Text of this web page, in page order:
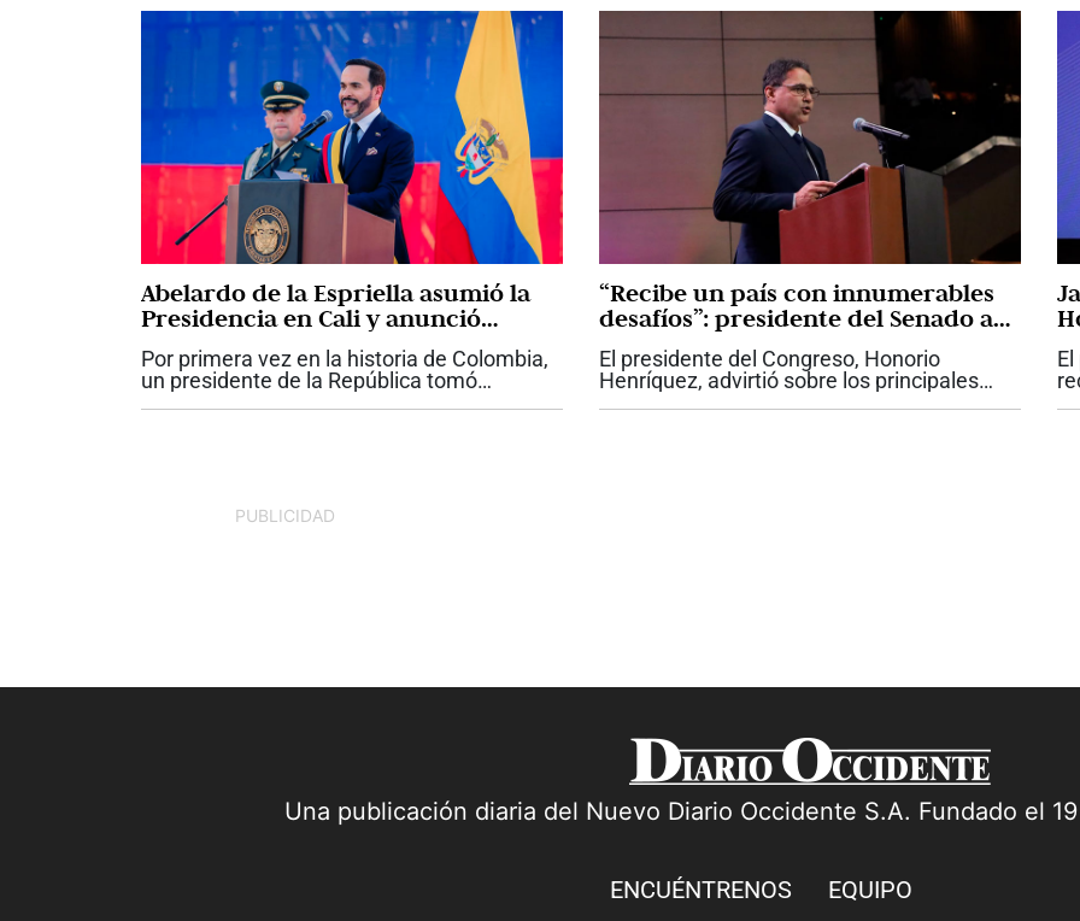
Abelardo de la Espriella asumió la
Presidencia en Cali y anunció
ofensiva contra el crimen y la
corrupción
Por primera vez en la historia de Colombia,
un presidente de la República tomó
posesión de su cargo en Cali. Abelardo de la
“Recibe un país con innumerables
desafíos”: presidente del Senado a
De la Espriella
El presidente del Congreso, Honorio
Henríquez, advirtió sobre los principales
desafíos que, a su juicio, deberá enfrentar el
PUBLICIDAD
Una publicación diaria del Nuevo Diario Occidente S.A. Fundado el
ENCUÉNTRENOS EQUIPO